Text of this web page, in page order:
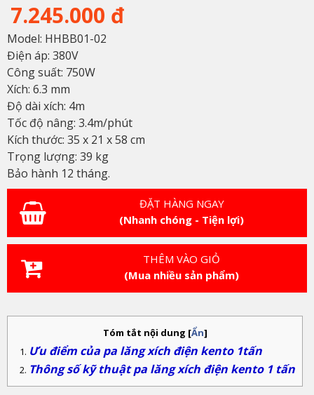
7.245.000 đ
Model: HHBB01-02
Điện áp: 380V
Công suất: 750W
Xích: 6.3 mm
Độ dài xích: 4m
Tốc độ nâng: 3.4m/phút
Kích thước: 35 x 21 x 58 cm
Trọng lượng: 39 kg
Bảo hành 12 tháng.
ĐẶT HÀNG NGAY
(Nhanh chóng - Tiện lợi)
THÊM VÀO GIỎ
(Mua nhiều sản phẩm)
Tóm tắt nội dung [Ẩn]
Ưu điểm của pa lăng xích điện kento 1tấn
Thông số kỹ thuật pa lăng xích điện kento 1 tấn